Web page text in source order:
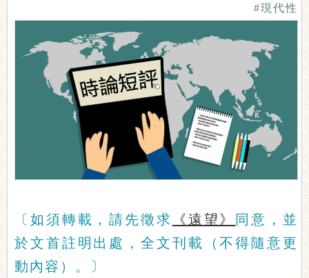
#現代性
〔如須轉載，請先徵求 《遠望》
同意，並
於文首註明出處，全文刊載（不得隨意更
動內容）。〕